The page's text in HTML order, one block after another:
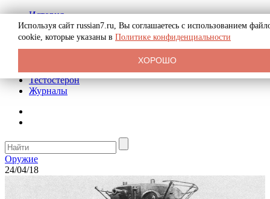
История
Биография
Криминал
Реклама на сайте
Тестостерон
Журналы
Оружие
24/04/18
Используя сайт russian7.ru, Вы соглашаетесь с использованием
cookie, которые указаны в Политике конфиденциальности
ХОРОШО